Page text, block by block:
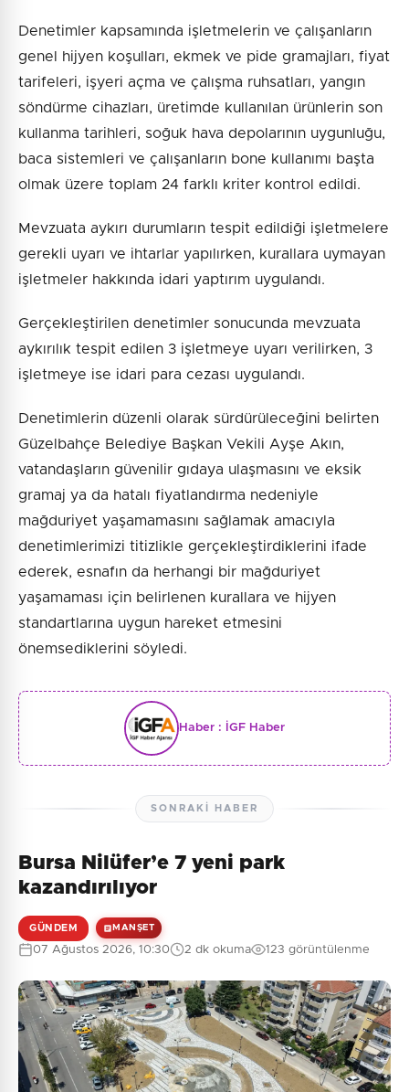
Denetimler kapsamında işletmelerin ve çalışanların
genel hijyen koşulları, ekmek ve pide gramajları, fiyat
tarifeleri, işyeri açma ve çalışma ruhsatları, yangın
söndürme cihazları, üretimde kullanılan ürünlerin son
kullanma tarihleri, soğuk hava depolarının uygunluğu,
baca sistemleri ve çalışanların bone kullanımı başta
olmak üzere toplam 24 farklı kriter kontrol edildi.
Mevzuata aykırı durumların tespit edildiği işletmelere
gerekli uyarı ve ihtarlar yapılırken, kurallara uymayan
işletmeler hakkında idari yaptırım uygulandı.
Gerçekleştirilen denetimler sonucunda mevzuata
aykırılık tespit edilen 3 işletmeye uyarı verilirken, 3
işletmeye ise idari para cezası uygulandı.
Denetimlerin düzenli olarak sürdürüleceğini belirten
Güzelbahçe Belediye Başkan Vekili Ayşe Akın,
vatandaşların güvenilir gıdaya ulaşmasını ve eksik
gramaj ya da hatalı fiyatlandırma nedeniyle
mağduriyet yaşamamasını sağlamak amacıyla
denetimlerimizi titizlikle gerçekleştirdiklerini ifade
ederek, esnafın da herhangi bir mağduriyet
yaşamaması için belirlenen kurallara ve hijyen
standartlarına uygun hareket etmesini
önemsediklerini söyledi.
Haber : İGF Haber
SONRAKI HABER
Bursa Nilüfer’e 7 yeni park
kazandırılıyor
GÜNDEM MANŞET
07 Ağustos 2026, 10:30 2 dk okuma 123 görüntülenme